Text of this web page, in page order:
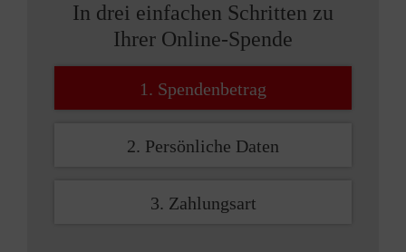
In drei einfachen Schritten zu
Ihrer Online-Spende
1. Spendenbetrag
2. Persönliche Daten
3. Zahlungsart